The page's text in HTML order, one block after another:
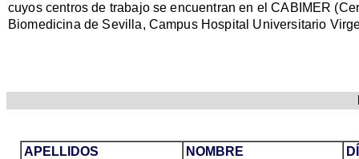
cuyos centros de trabajo se encuentran en el CABIMER
Biomedicina de Sevilla, Campus Hospital Universitario
APELLIDOS NOMBRE